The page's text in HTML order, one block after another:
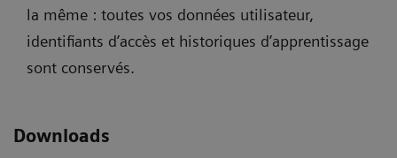
la même : toutes vos données utilisateur,
identifiants d’accès et historiques d’apprentissage
sont conservés.
Downloads